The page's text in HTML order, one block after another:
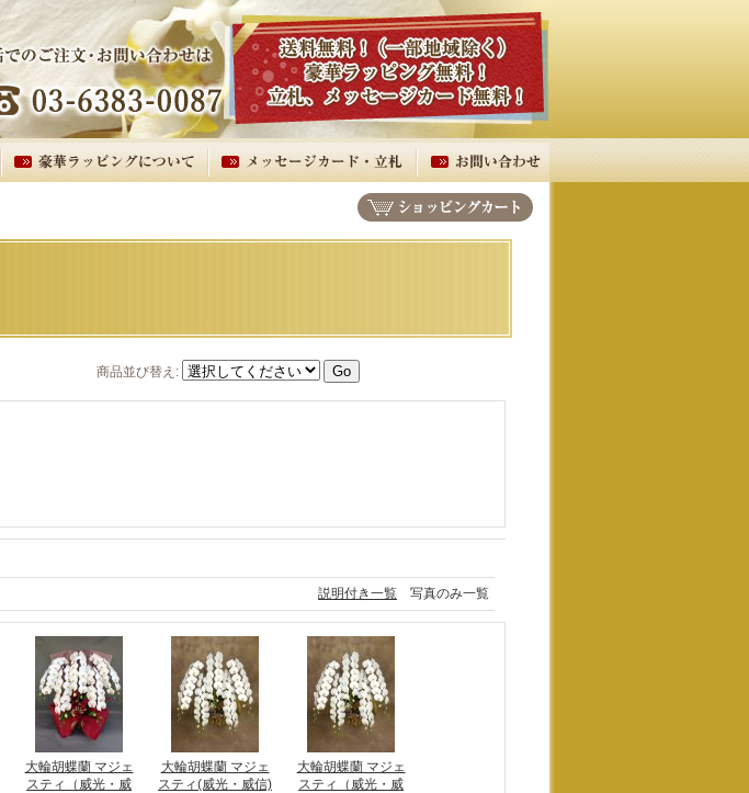
商品並び替え :
説明付き一覧 写真のみ一覧
大輪胡蝶蘭 マジェ
スティ（威光・威
大輪胡蝶蘭 マジェ
スティ(威光・威信)
大輪胡蝶蘭 マジェ
スティ（威光・威